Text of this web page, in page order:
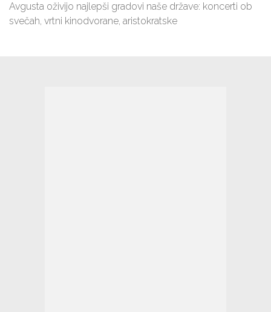
Avgusta oživijo najlepši gradovi naše države: koncerti ob
svečah, vrtni kinodvorane, aristokratske